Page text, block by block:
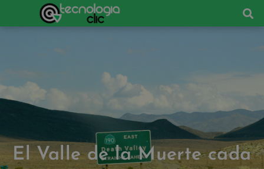
El Valle de la Muerte cada